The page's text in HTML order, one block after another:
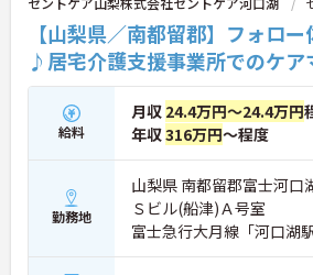
【山梨県／南都留郡】フォロ
♪居宅介護支援事業所でのケア
給料
月収 24.4万円～24.4万円
年収316万円～程度
勤務地
山梨県 南都留郡富士河口
Ｓビル(船津)Ａ号室
富士急行大月線「河口湖